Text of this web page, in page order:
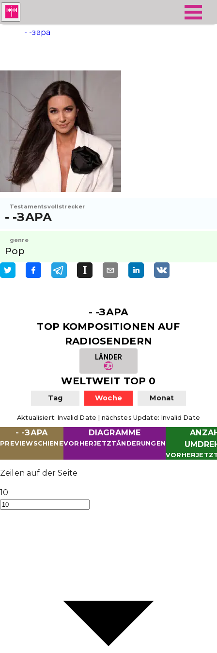
- -зара
Testamentsvollstrecker
- -ЗАРА
genre
Pop
- -ЗАРА
TOP KOMPOSITIONEN AUF
RADIOSENDERN
LÄNDER
WELTWEIT TOP 0
Tag Woche Monat
Aktualisiert: Invalid Date nächstes Update: Invalid Date
- -ЗАРА
PREVIEWSCHIENE
DIAGRAMME
VORHERJETZTÄNDERUNGEN
VORHER
Zeilen auf der Seite
10